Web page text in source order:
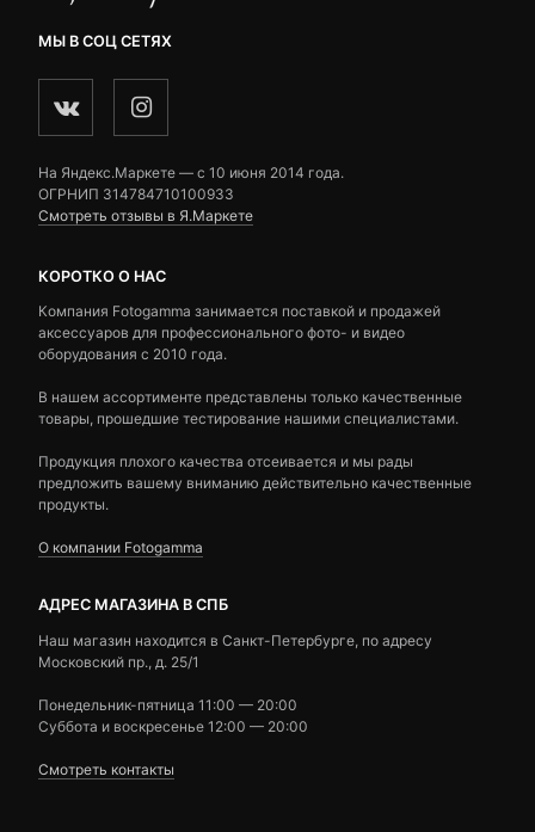
МЫ В СОЦ СЕТЯХ
На Яндекс.Маркете — c 10 июня 2014 года.
ОГРНИП 314784710100933
Смотреть отзывы в Я.Маркете
КОРОТКО О НАС
Компания Fotogamma занимается поставкой и продажей
аксессуаров для профессионального фото- и видео
оборудования с 2010 года.
В нашем ассортименте представлены только качественные
товары, прошедшие тестирование нашими специалистами.
Продукция плохого качества отсеивается и мы рады
предложить вашему вниманию действительно качественные
продукты.
О компании Fotogamma
АДРЕС МАГАЗИНА В СПБ
Наш магазин находится в Санкт-Петербурге, по адресу
Московский пр., д. 25/1
Понедельник-пятница 11:00 — 20:00
Суббота и воскресенье 12:00 — 20:00
Смотреть контакты